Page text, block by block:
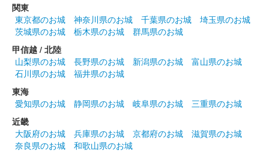
八幡山城 記念御朱印 令和5年度版 水仙
令和5年度花シリーズ。
八幡山城 記念御朱印 令和5年度版 石楠花
令和5年度花シリーズ。石楠花（しゃくなげ）がデザインされて
いる。
関東
東京都のお城
神奈川県のお城 千葉県のお城
埼玉県のお城
茨城県のお城
栃木県のお城
群馬県のお城
甲信越 / 北陸
山梨県のお城
長野県のお城 新潟県のお城
富山県のお城
石川県のお城
福井県のお城
東海
愛知県のお城
静岡県のお城 岐阜県のお城
三重県のお城
近畿
大阪府のお城
兵庫県のお城 京都府のお城
滋賀県のお城
奈良県のお城
和歌山県のお城